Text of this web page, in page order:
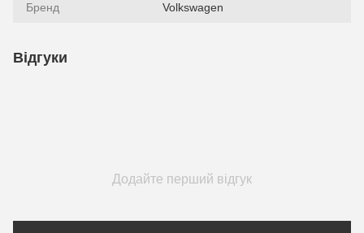
Бренд
Volkswagen
Відгуки
Додайте перший відгук